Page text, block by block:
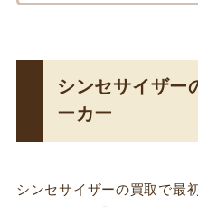
シンセサイザー
ーカー
シンセサイザーの買取で最